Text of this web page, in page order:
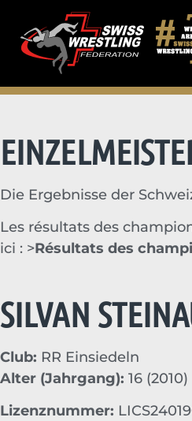
Die Ergebnisse der
Les résultats des
ici : >Résultats des
SILVAN
Club: RR Einsiedeln
Alter (Jahrgang): 16 (2010)
Lizenznummer: